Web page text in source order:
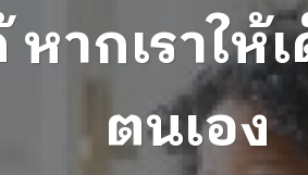
ากเราให้
ตนเอง